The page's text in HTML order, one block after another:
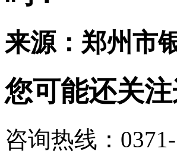
来源：郑州市
您可能还关
咨询热线：